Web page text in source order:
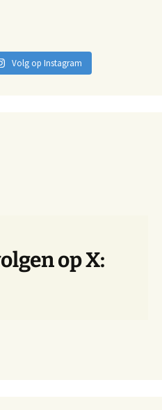
Volg op Instagram
op X: